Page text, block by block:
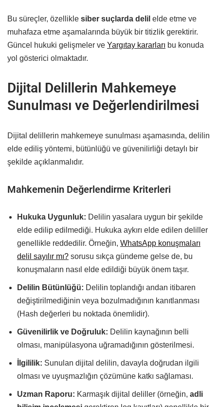
Bu süreçler, özellikle siber suçlarda delil elde etme ve
muhafaza etme aşamalarında büyük bir titizlik gerektirir.
Güncel hukuki gelişmeler ve Yargıtay kararları bu konuda
yol gösterici olmaktadır.
Dijital Delillerin Mahkemeye
Sunulması ve Değerlendirilmesi
Dijital delillerin mahkemeye sunulması aşamasında, delilin
elde ediliş yöntemi, bütünlüğü ve güvenilirliği detaylı bir
şekilde açıklanmalıdır.
Mahkemenin Değerlendirme Kriterleri
Hukuka Uygunluk: Delilin yasalara uygun bir şekilde
elde edilip edilmediği. Hukuka aykırı elde edilen deliller
genellikle reddedilir. Örneğin, WhatsApp konuşmaları
delil sayılır mı? sorusu sıkça gündeme gelse de, bu
konuşmaların nasıl elde edildiği büyük önem taşır.
Delilin Bütünlüğü: Delilin toplandığı andan itibaren
değiştirilmediğinin veya bozulmadığının kanıtlanması
(Hash değerleri bu noktada önemlidir).
Güvenilirlik ve Doğruluk: Delilin kaynağının belli
olması, manipülasyona uğramadığının gösterilmesi.
İlgililik: Sunulan dijital delilin, davayla doğrudan ilgili
olması ve uyuşmazlığın çözümüne katkı sağlaması.
Uzman Raporu: Karmaşık dijital deliller (örneğin, adli